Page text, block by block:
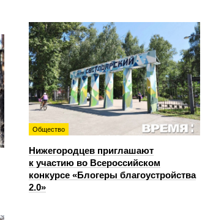
Общество
Нижегородцев приглашают
к участию во Всероссийском
конкурсе «Блогеры благоустройства
2.0»